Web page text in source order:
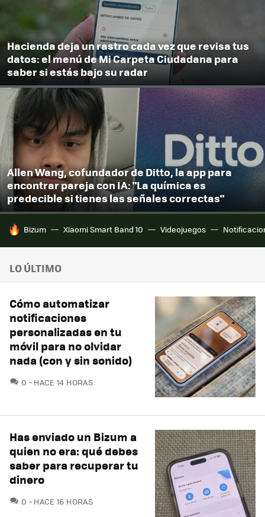
Hacienda deja un rastro cada vez que revisa tus
datos: el menú de Mi Carpeta Ciudadana para
saber si estás bajo su radar
Allen Wang, cofundador de Ditto, la app para
encontrar pareja con IA: "La química es
predecible si tienes las señales correctas"
HOY SE HABLA DE
Bizum Xiaomi Smart Band 10 Videojuegos
LO ÚLTIMO
Cómo automatizar
notificaciones
personalizadas en tu
móvil para no olvidar
nada (con y sin sonido)
0 COMENTARIOS
HACE 14 HORAS
Has enviado un Bizum a
quien no era: qué debes
saber para recuperar tu
dinero
0 COMENTARIOS
HACE 16 HORAS